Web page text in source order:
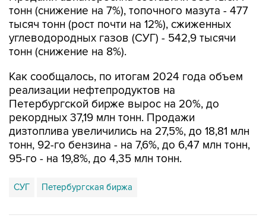
углеводородных газов (СУГ) - 542,9 тысячи
тонн (снижение на 8%).
Как сообщалось, по итогам 2024 года объем
Петербургской бирже вырос на 20%, до
рекордных 37,19 млн тонн. Продажи
дизтоплива увеличились на 27,5%, до 18,81 млн
тонн, 92-го бензина - на 7,6%, до 6,47 млн тонн,
95-го - на 19,8%, до 4,35 млн тонн.
СУГ Петербургская биржа